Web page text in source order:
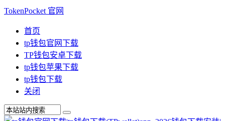
TokenPocket 官网
首页
tp钱包官网下载
TP钱包安卓下载
tp钱包苹果下载
tp钱包下载
关闭